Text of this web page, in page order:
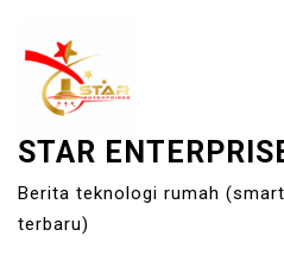
STAR
Berita teknologi rumah
terbaru)